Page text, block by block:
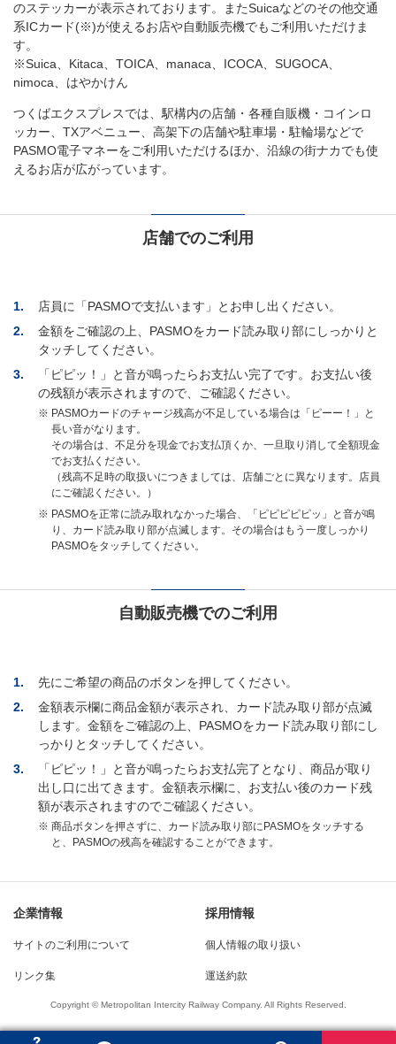
のステッカーが表示されております。またSuicaなどのその他交通
系ICカード(※)が使えるお店や自動販売機でもご利用いただけま
す。
※Suica、Kitaca、TOICA、manaca、ICOCA、SUGOCA、
nimoca、はやかけん
つくばエクスプレスでは、駅構内の店舗・各種自販機・コインロ
ッカー、TXアベニュー、高架下の店舗や駐車場・駐輪場などで
PASMO電子マネーをご利用いただけるほか、沿線の街ナカでも使
えるお店が広がっています。
店舗でのご利用
1.
店員に「PASMOで支払います」とお申し出ください。
2.
金額をご確認の上、PASMOをカード読み取り部にしっかりと
タッチしてください。
3.
「ピピッ！」と音が鳴ったらお支払い完了です。お支払い後
の残額が表示されますので、ご確認ください。
※ PASMOカードのチャージ残高が不足している場合は「ピーー！」と
長い音がなります。
その場合は、不足分を現金でお支払頂くか、一旦取り消して全額現金
でお支払ください。
（残高不足時の取扱いにつきましては、店舗ごとに異なります。店員
にご確認ください。）
※ PASMOを正常に読み取れなかった場合、「ピピピピピッ」と音が鳴
り、カード読み取り部が点滅します。その場合はもう一度しっかり
PASMOをタッチしてください。
自動販売機でのご利用
1.
先にご希望の商品のボタンを押してください。
2.
金額表示欄に商品金額が表示され、カード読み取り部が点滅
します。金額をご確認の上、PASMOをカード読み取り部にし
っかりとタッチしてください。
3.
「ピピッ！」と音が鳴ったらお支払完了となり、商品が取り
出し口に出てきます。金額表示欄に、お支払い後のカード残
額が表示されますのでご確認ください。
※ 商品ボタンを押さずに、カード読み取り部にPASMOをタッチする
と、PASMOの残高を確認することができます。
企業情報 採用情報
サイトのご利用について 個人情報の取り扱い
リンク集 運送約款
Copyright © Metropolitan Intercity Railway Company. All Rights Reserved.